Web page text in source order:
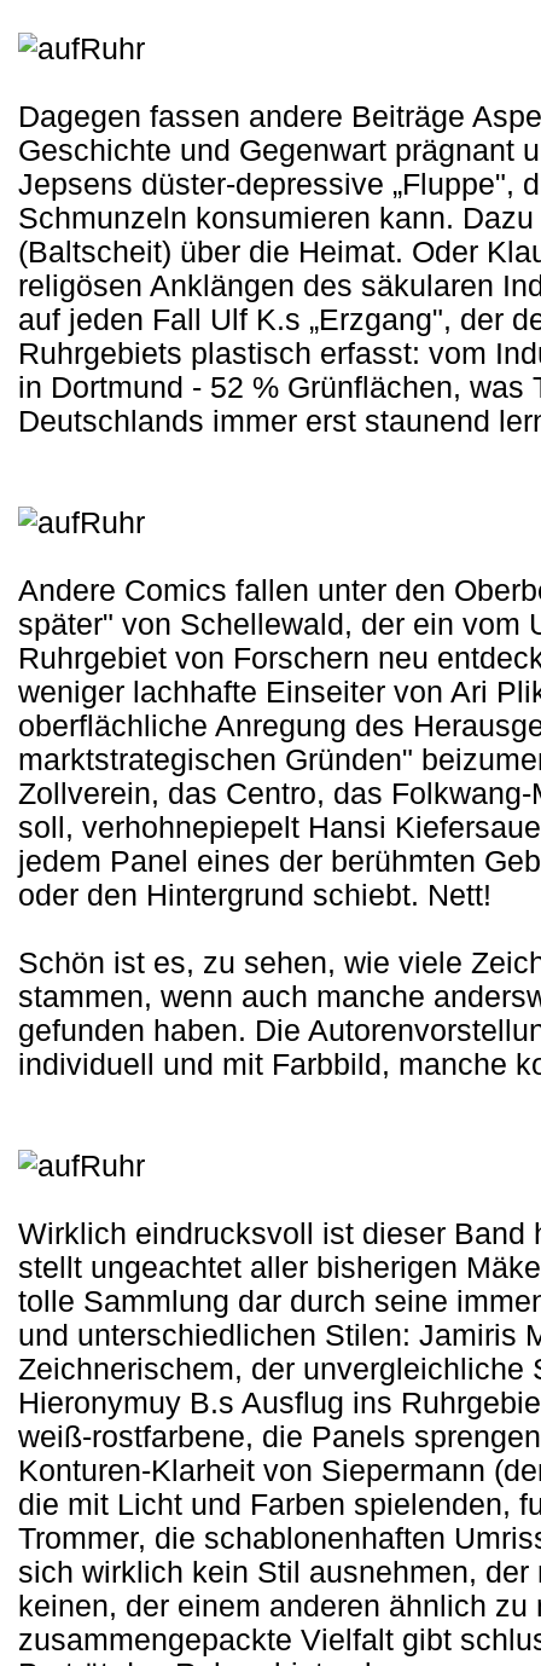
Dagegen fassen andere Beiträge
Geschichte und Gegenwart prägnant
Jepsens düster-depressive „Fluppe",
Schmunzeln konsumieren kann.
(Baltscheit) über die Heimat. Oder
religösen Anklängen des säkularen
auf jeden Fall Ulf K.s „Erzgang", der
Ruhrgebiets plastisch erfasst: vom
in Dortmund - 52 % Grünflächen, was
Deutschlands immer erst staunend
Andere Comics fallen unter den
später" von Schellewald, der ein vom
Ruhrgebiet von Forschern neu
weniger lachhafte Einseiter von Ari
oberflächliche Anregung des
marktstrategischen Gründen"
Zollverein, das Centro, das
soll, verhohnepiepelt Hansi
jedem Panel eines der berühmten
oder den Hintergrund schiebt. Nett!
Schön ist es, zu sehen, wie viele
stammen, wenn auch manche
gefunden haben. Die
individuell und mit Farbbild, manche
Wirklich eindrucksvoll ist dieser Band
stellt ungeachtet aller bisherigen
tolle Sammlung dar durch seine
und unterschiedlichen Stilen: Jamiris
Zeichnerischem, der unvergleichliche
Hieronymuy B.s Ausflug ins
weiß-rostfarbene, die Panels
Konturen-Klarheit von Siepermann
die mit Licht und Farben spielenden,
Trommer, die schablonenhaften
sich wirklich kein Stil ausnehmen,
keinen, der einem anderen ähnlich
zusammengepackte Vielfalt gibt